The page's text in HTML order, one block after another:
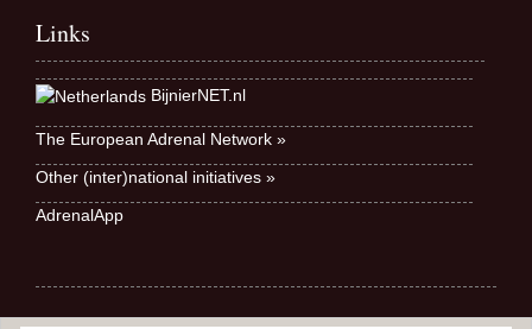
Links
BijnierNET.nl
The European Adrenal Network »
Other (inter)national initiatives »
AdrenalApp